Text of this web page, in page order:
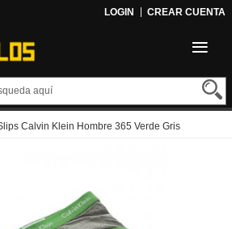
LOGIN CREAR CUENTA
Calvin Klein Hombre 365 Verde Gris